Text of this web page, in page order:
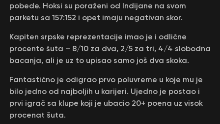
pobede. Hoksi su poraženi od Indijane na svom
parketu sa 157:152 i opet imaju negativan skor.
Кapiten srpske reprezentacije imao je i odlične
procente šuta – 8/10 za dva, 2/5 za tri, 4/4 slobodna
bacanja, ali je uz to upisao samo još dva skoka.
Fantastično je odigrao prvo poluvreme u koje mu je
bilo jedno od najboljih u karijeri. Ujedno je postao i
prvi igrač sa klupe koji je ubacio 20+ poena uz visok
procenat šuta.